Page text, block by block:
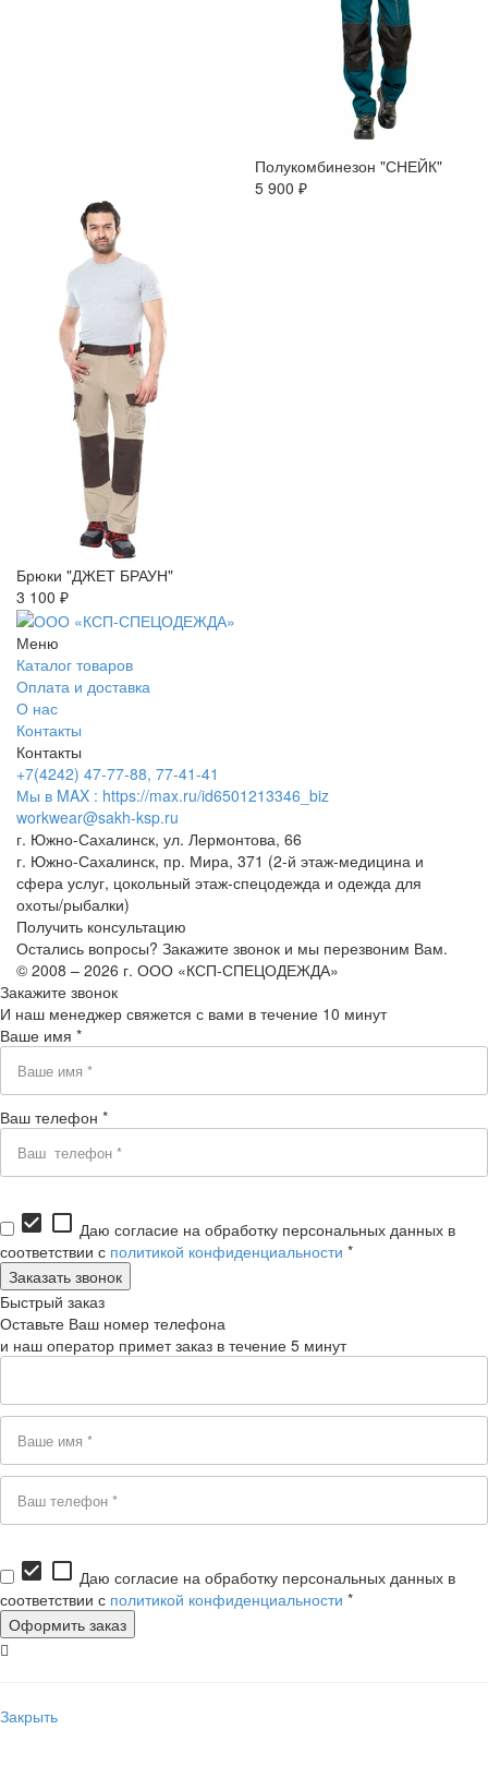
Полукомбинезон "СНЕЙК"
5 900 ₽
Брюки "ДЖЕТ БРАУН"
3 100 ₽
Меню
Каталог товаров
Оплата и доставка
О нас
Контакты
Контакты
+7(4242) 47-77-88, 77-41-41
Мы в MAX : https://max.ru/id6501213346_biz
workwear@sakh-ksp.ru
г. Южно-Сахалинск, ул. Лермонтова, 66
г. Южно-Сахалинск, пр. Мира, 371 (2-й этаж-медицина и
сфера услуг, цокольный этаж-спецодежда и одежда для
охоты/рыбалки)
Получить консультацию
Остались вопросы? Закажите звонок и мы перезвоним Вам.
© 2008 – 2026 г. ООО «КСП-СПЕЦОДЕЖДА»
Закажите звонок
И наш менеджер свяжется с вами в течение 10 минут
Ваше имя *
Ваш телефон *
check_box check_box_outline_blank Даю согласие на обработку персональных данных в
соответствии с политикой конфиденциальности *
Быстрый заказ
Оставьте Ваш номер телефона
и наш оператор примет заказ в течение 5 минут
check_box check_box_outline_blank Даю согласие на обработку персональных данных в
соответствии с политикой конфиденциальности *
Закрыть